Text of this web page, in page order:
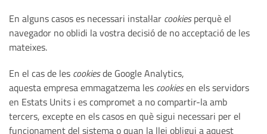
En alguns casos es necessari instal·lar cookiesperquè el
navegador no oblidi la vostra decisió de no acceptació de les
mateixes.
En el cas de les cookiesde Google Analytics,
aquesta empresa emmagatzema les cookiesen els servidors
en Estats Units i es compromet a no compartir-la amb
tercers, excepte en els casos en què sigui necessari per el
funcionament del sistema o quan la llei obligui a aquest